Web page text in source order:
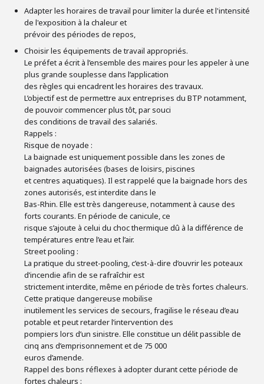
Adapter les horaires de travail pour limiter la durée et l'intensité
de l'exposition à la chaleur et
prévoir des périodes de repos,
Choisir les équipements de travail appropriés.
Le préfet a écrit à l’ensemble des maires pour les appeler à une
plus grande souplesse dans l’application
des règles qui encadrent les horaires des travaux.
L’objectif est de permettre aux entreprises du BTP notamment,
de pouvoir commencer plus tôt, par souci
des conditions de travail des salariés.
Rappels :
Risque de noyade :
La baignade est uniquement possible dans les zones de
baignades autorisées (bases de loisirs, piscines
et centres aquatiques). Il est rappelé que la baignade hors des
zones autorisés, est interdite dans le
Bas-Rhin. Elle est très dangereuse, notamment à cause des
forts courants. En période de canicule, ce
risque s’ajoute à celui du choc thermique dû à la différence de
températures entre l’eau et l’air.
Street pooling :
La pratique du street-pooling, c’est-à-dire d’ouvrir les poteaux
d’incendie afin de se rafraîchir est
strictement interdite, même en période de très fortes chaleurs.
Cette pratique dangereuse mobilise
inutilement les services de secours, fragilise le réseau d’eau
potable et peut retarder l’intervention des
pompiers lors d’un sinistre. Elle constitue un délit passible de
cinq ans d’emprisonnement et de 75 000
euros d’amende.
Rappel des bons réflexes à adopter durant cette période de
fortes chaleurs :